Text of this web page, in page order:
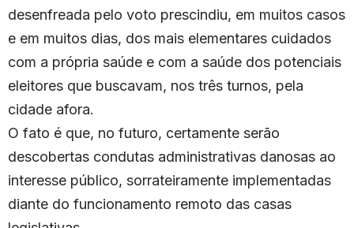
desenfreada pelo voto prescindiu, em muitos casos
e em muitos dias, dos mais elementares cuidados
com a própria saúde e com a saúde dos potenciais
eleitores que buscavam, nos três turnos, pela
cidade afora.
O fato é que, no futuro, certamente serão
descobertas condutas administrativas danosas ao
interesse público, sorrateiramente implementadas
diante do funcionamento remoto das casas